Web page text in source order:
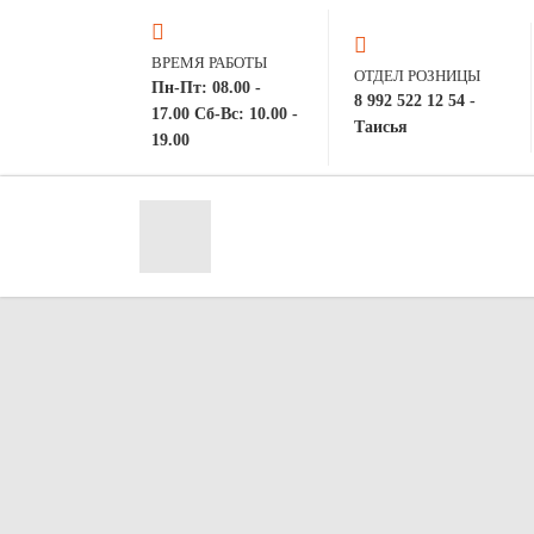
ВРЕМЯ РАБОТЫ
Пн-Пт: 08.00 -
17.00 Сб-Вс: 10.00 -
19.00
ОТДЕЛ РОЗНИЦЫ
8 992 522 12 54 -
Таисья